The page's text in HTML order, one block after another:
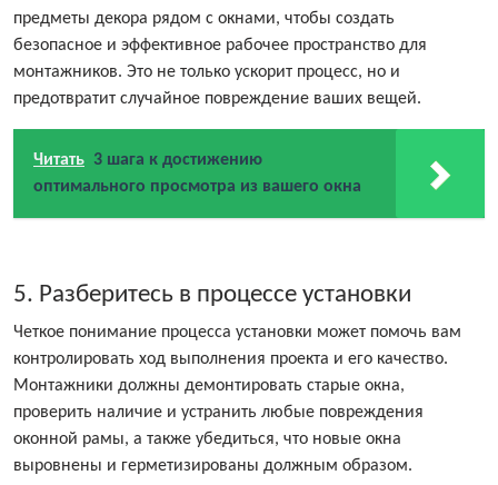
предметы декора рядом с окнами, чтобы создать
безопасное и эффективное рабочее пространство для
монтажников. Это не только ускорит процесс, но и
предотвратит случайное повреждение ваших вещей.
Читать 3 шага к достижению
оптимального просмотра из вашего окна
5. Разберитесь в процессе установки
Четкое понимание процесса установки может помочь вам
контролировать ход выполнения проекта и его качество.
Монтажники должны демонтировать старые окна,
проверить наличие и устранить любые повреждения
оконной рамы, а также убедиться, что новые окна
выровнены и герметизированы должным образом.